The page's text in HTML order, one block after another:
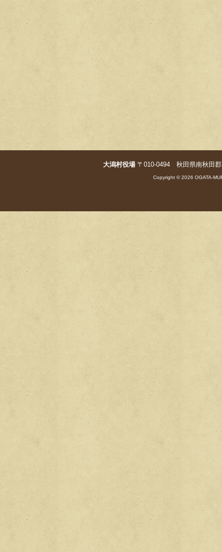
大潟村役場〒010-0494 秋田県南秋田
Copyright © 2026 OGATA-